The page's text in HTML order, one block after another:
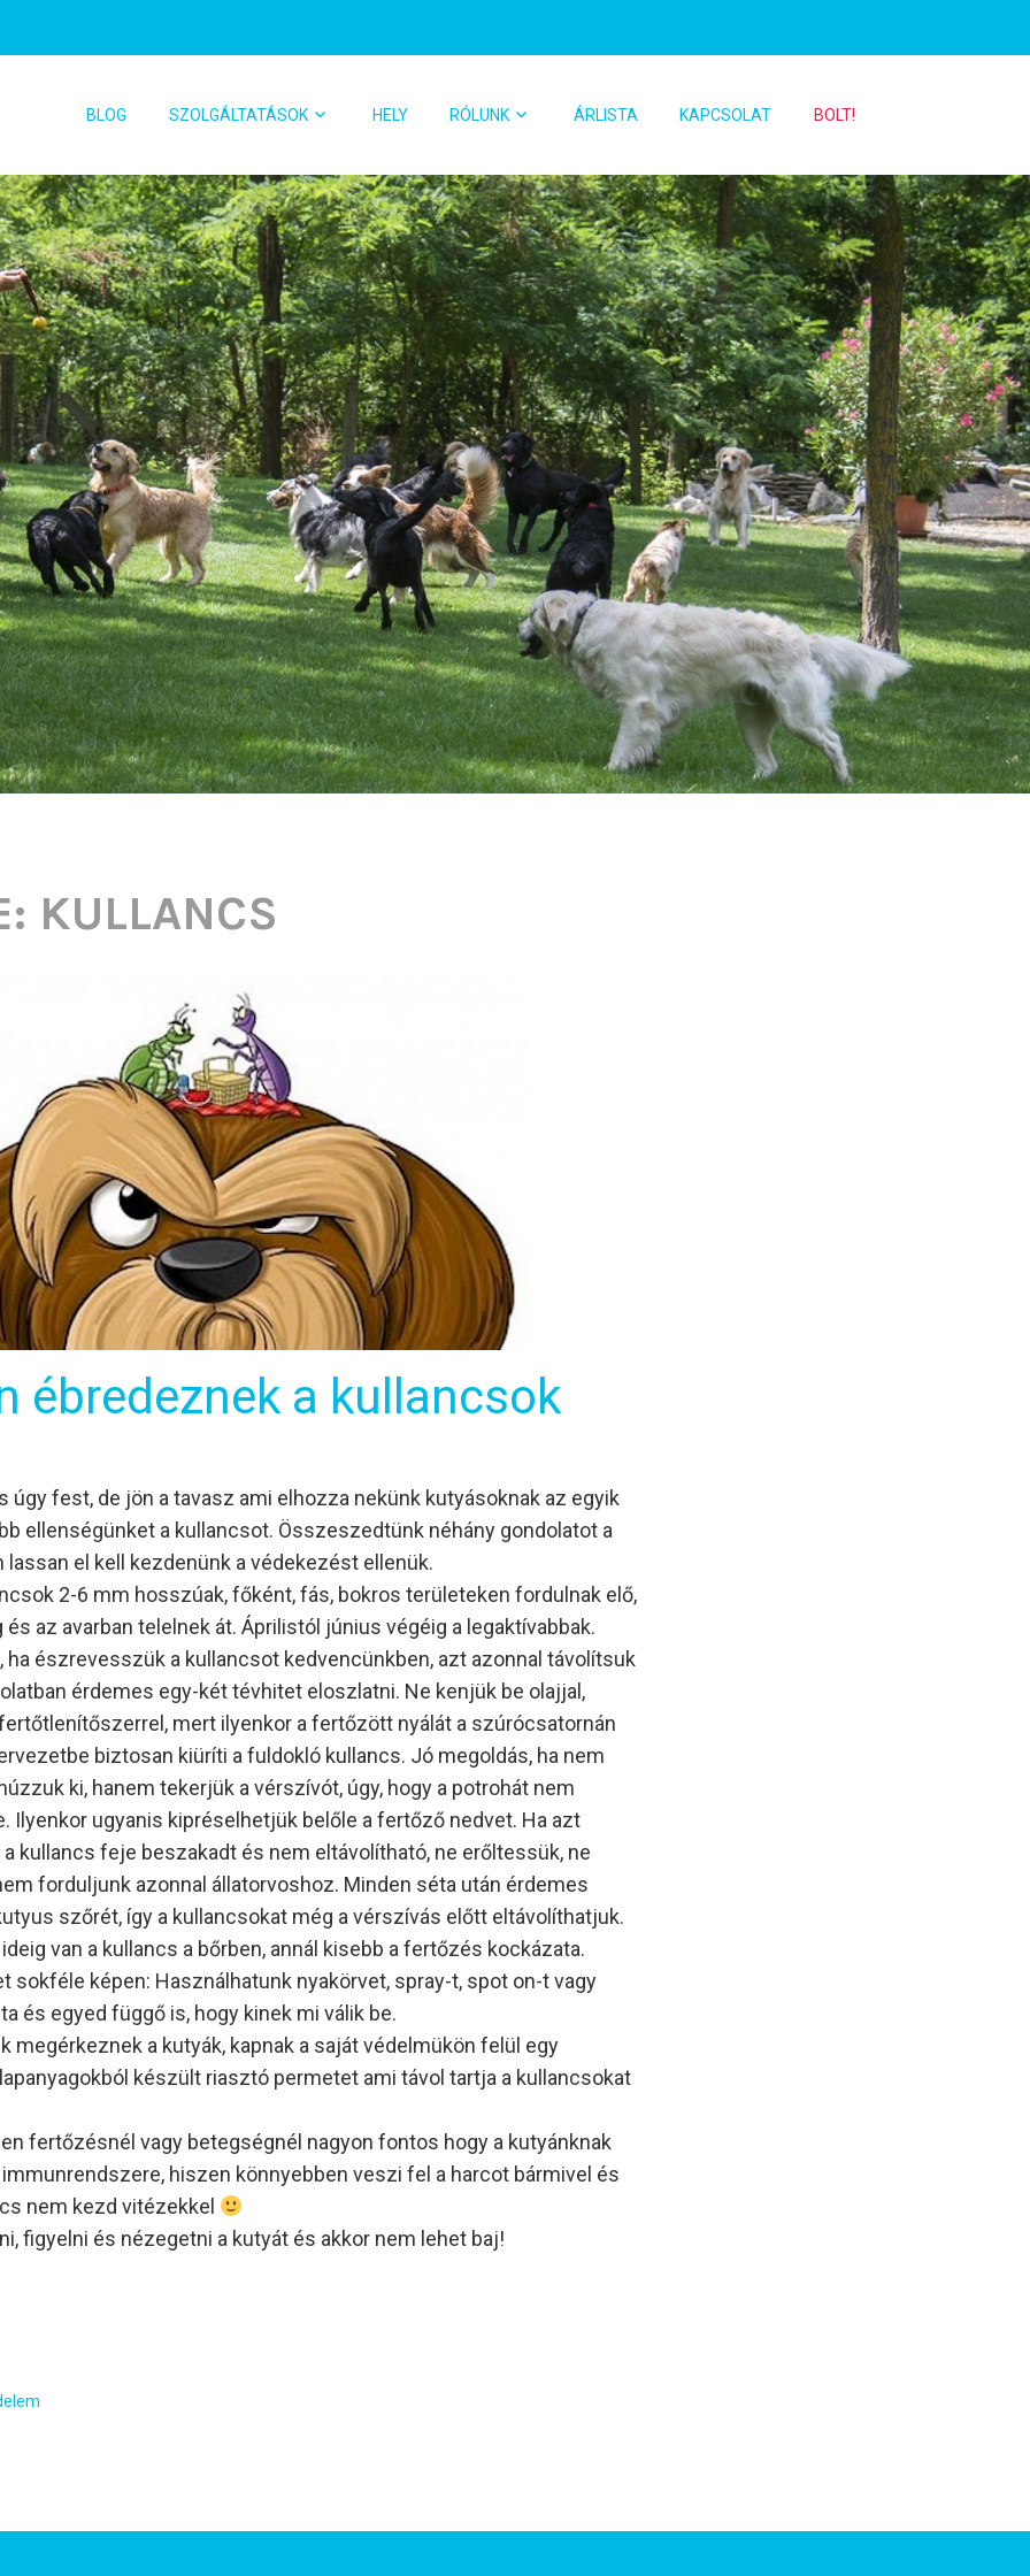
BLOG SZOLGÁLTATÁSOK HELY RÓLUNK ÁRLISTA KAPCSOLAT BOLT!
KULLANCS
ébredeznek a kullancsok
úgy fest, de jön a tavasz ami elhozza nekünk kutyásoknak az egyik
ellenségünket a kullancsot. Összeszedtünk néhány gondolatot a
lassan el kell kezdenünk a védekezést ellenük.
2-6 mm hosszúak, főként, fás, bokros területeken fordulnak elő,
az avarban telelnek át. Áprilistól június végéig a legaktívabbak.
ha észrevesszük a kullancsot kedvencünkben, azt azonnal távolítsuk
érdemes egy-két tévhitet eloszlatni. Ne kenjük be olajjal,
mert ilyenkor a fertőzött nyálát a szúrócsatornán
biztosan kiüríti a fuldokló kullancs. Jó megoldás, ha nem
ki, hanem tekerjük a vérszívót, úgy, hogy a potrohát nem
Ilyenkor ugyanis kipréselhetjük belőle a fertőző nedvet. Ha azt
kullancs feje beszakadt és nem eltávolítható, ne erőltessük, ne
forduljunk azonnal állatorvoshoz. Minden séta után érdemes
szőrét, így a kullancsokat még a vérszívás előtt eltávolíthatjuk.
van a kullancs a bőrben, annál kisebb a fertőzés kockázata.
sokféle képen: Használhatunk nyakörvet, spray-t, spot on-t vagy
és egyed függő is, hogy kinek mi válik be.
megérkeznek a kutyák, kapnak a saját védelmükön felül egy
készült riasztó permetet ami távol tartja a kullancsokat
fertőzésnél vagy betegségnél nagyon fontos hogy a kutyánknak
hiszen könnyebben veszi fel a harcot bármivel és
nem kezd vitézekkel
figyelni és nézegetni a kutyát és akkor nem lehet baj!